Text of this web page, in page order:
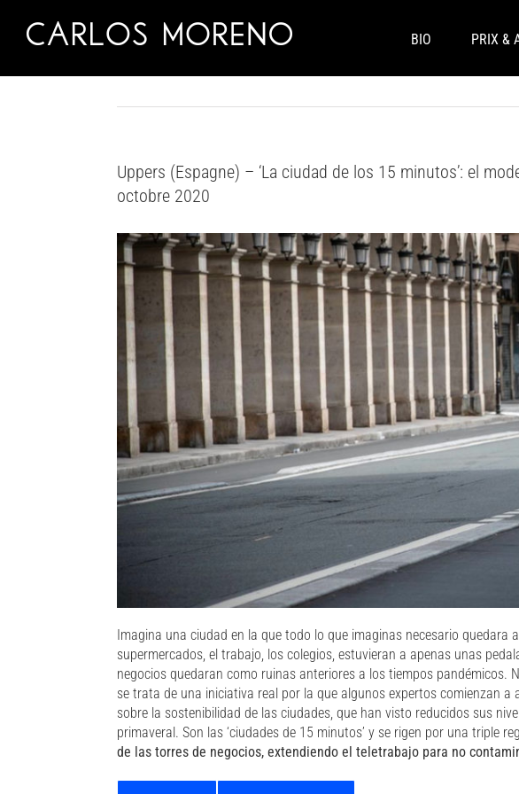
content
BIO PRIX &
Uppers (Espagne) – ‘La ciudad de los 15 minutos’: el
octobre 2020
Imagina una ciudad en la que todo lo que imaginas necesario quedara
supermercados, el trabajo, los colegios, estuvieran a apenas unas
negocios quedaran como ruinas anteriores a los tiempos pandémicos.
se trata de una iniciativa real por la que algunos expertos comienzan
sobre la sostenibilidad de las ciudades, que han visto reducidos sus
primaveral. Son las ‘ciudades de 15 minutos’ y se rigen por una triple
de las torres de negocios, extendiendo el teletrabajo para no